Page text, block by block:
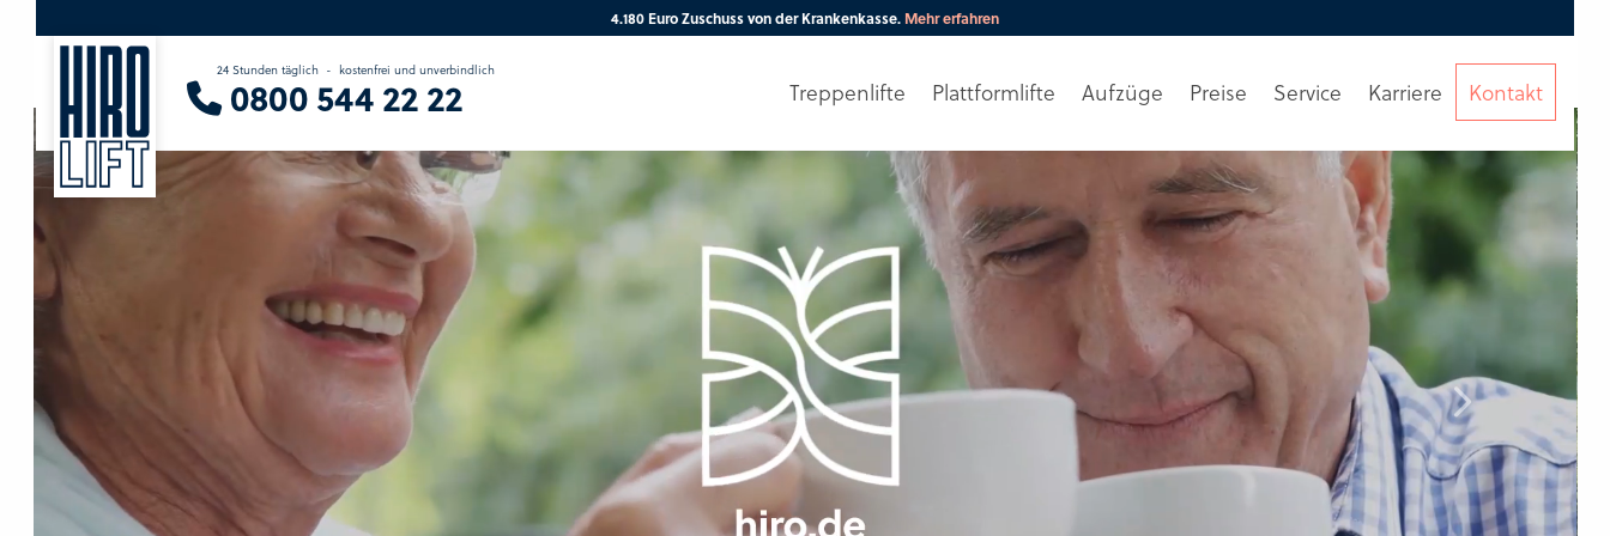
4.180 Euro Zuschuss von der Krankenkasse. Mehr erfahren
24 Stunden täglich - kostenfrei und unverbindlich
0800 544 22 22 Treppenlifte Plattformlifte Aufzüge Preise Service Karriere Kontakt
Sie suchen eine Beratung vor Ort?
Wir finden Ihren Ansprechpartner.
Ihre PLZ Beratunganfordern